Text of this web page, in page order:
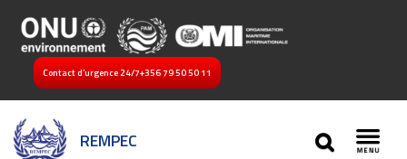
Contact d’urgence 24/7+356 79 50 50 11
REMPEC
SEARCH